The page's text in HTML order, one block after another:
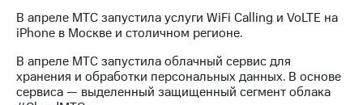
погашении
именных
Другое
Регистратор
В апреле МТС запустила услуги WiFi Calling и VoLTE на
iPhone в Москве и столичном регионе.
В апреле МТС запустила облачный сервис для
хранения и обработки персональных данных. В основе
сервиса — выделенный защищенный сегмент облака